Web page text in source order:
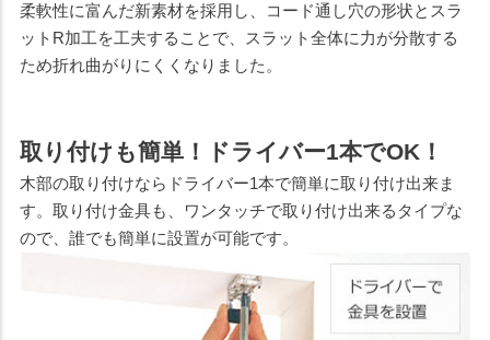
柔軟性に富んだ新素材を採用し、コード通し穴の形状とスラ
ットR加工を工夫することで、スラット全体に力が分散する
ため折れ曲がりにくくなりました。
取り付けも簡単！ドライバー1本でOK！
木部の取り付けならドライバー1本で簡単に取り付け出来ま
す。取り付け金具も、ワンタッチで取り付け出来るタイプな
ので、誰でも簡単に設置が可能です。